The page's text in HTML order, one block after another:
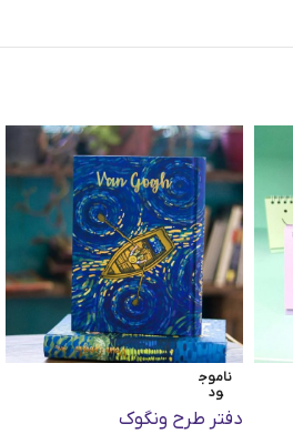
ناموج
ود
دفتر طرح ونگوک